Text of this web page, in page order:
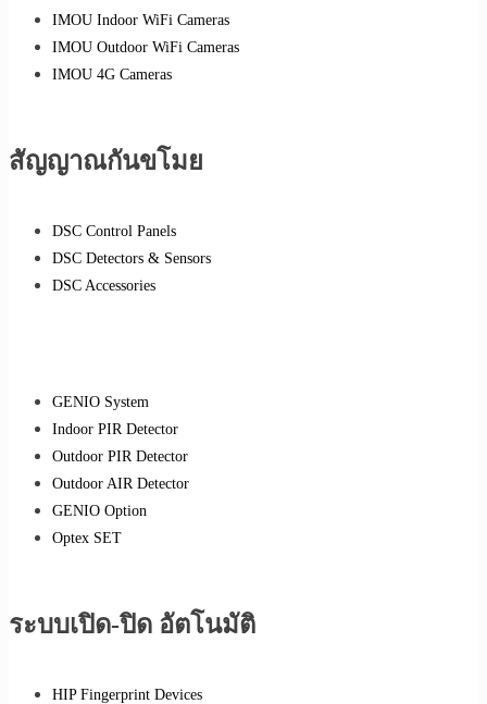
IMOU Indoor WiFi Cameras
IMOU Outdoor WiFi Cameras
IMOU 4G Cameras
สัญญาณกันขโมย
DSC Control Panels
DSC Detectors & Sensors
DSC Accessories
GENIO System
Indoor PIR Detector
Outdoor PIR Detector
Outdoor AIR Detector
GENIO Option
Optex SET
ระบบเปิด-ปิด อัตโนมัติ
HIP Fingerprint Devices